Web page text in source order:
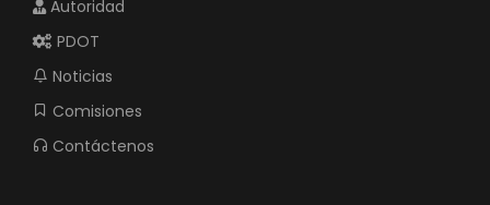
Autoridad
PDOT
Noticias
Comisiones
Contáctenos